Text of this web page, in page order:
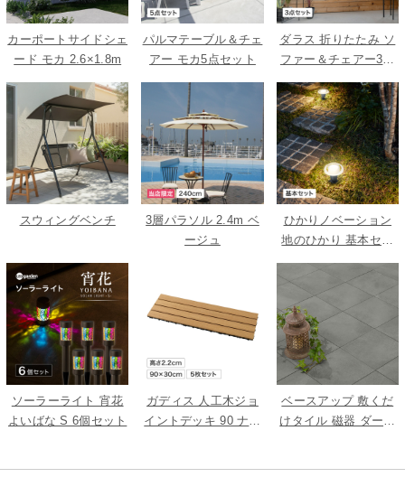
カーポートサイドシェ
ード モカ 2.6×1.8m
パルマテーブル＆チェ
アー モカ5点セット
ダラス 折りたたみ ソ
ファー＆チェアー3点
スウィングベンチ
3層パラソル 2.4m ベ
ージュ
ひかりノベーション
地のひかり 基本セッ
ト
ソーラーライト 宵花
よいばな S 6個セット
ガディス 人工木ジョ
イントデッキ 90 ナチ
ベースアップ 敷くだ
けタイル 磁器 ダーク